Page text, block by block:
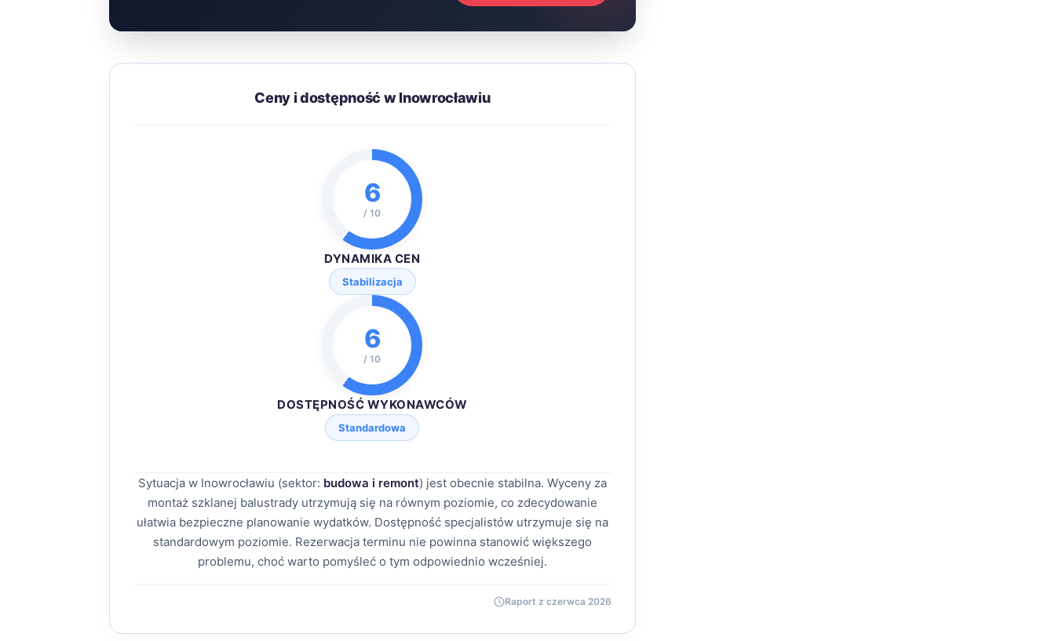
Ceny i dostępność w Inowrocławiu
6
/ 10
DYNAMIKA CEN
Stabilizacja
6
/ 10
DOSTĘPNOŚĆ WYKONAWCÓW
Standardowa
Sytuacja w Inowrocławiu (sektor: budowa i remont) jest obecnie stabilna. Wyceny za
montaż szklanej balustrady utrzymują się na równym poziomie, co zdecydowanie
ułatwia bezpieczne planowanie wydatków. Dostępność specjalistów utrzymuje się na
standardowym poziomie. Rezerwacja terminu nie powinna stanowić większego
problemu, choć warto pomyśleć o tym odpowiednio wcześniej.
Raport z czerwca 2026